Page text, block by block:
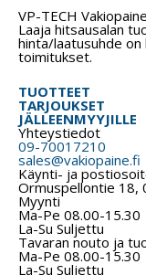
VP-TECH
Laaja hitsausalan
hinta/laatusuhde on
toimitukset.
TUOTTEET
TARJOUKSET
JÄLLEENMYYJILLE
Yhteystiedot
09-70017210
sales@vakiopaine.fi
Käynti- ja
Ormuspellontie 18,
Myynti
Ma-Pe 08.00-15.30
La-Su Suljettu
Tavaran nouto ja
Ma-Pe 08.00-15.30
La-Su Suljettu